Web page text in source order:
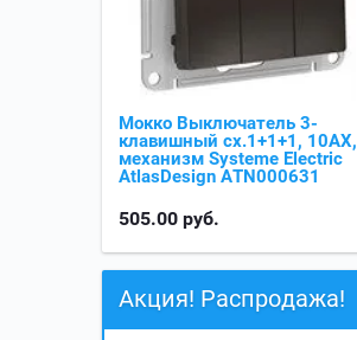
Мокко Выключатель 3-
клавишный сх.1+1+1, 10АХ,
механизм Systeme Electric
AtlasDesign ATN000631
505.00 руб.
Акция! Распродажа!